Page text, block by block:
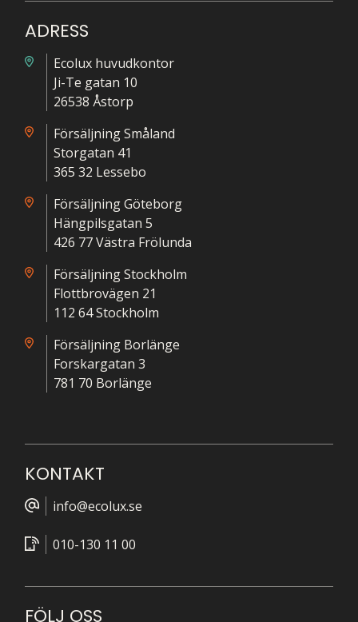
ADRESS
Ecolux huvudkontor
Ji-Te gatan 10
26538 Åstorp
Försäljning Småland
Storgatan 41
365 32 Lessebo
Försäljning Göteborg
Hängpilsgatan 5
426 77 Västra Frölunda
Försäljning Stockholm
Flottbrovägen 21
112 64 Stockholm
Försäljning Borlänge
Forskargatan 3
781 70 Borlänge
KONTAKT
info@ecolux.se
010-130 11 00
FÖLJ OSS